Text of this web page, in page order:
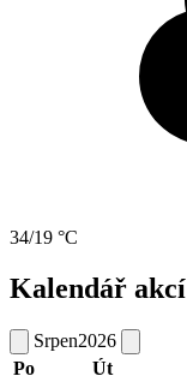
34/19 °C
Kalendář akcí
Srpen2026
Po
Út